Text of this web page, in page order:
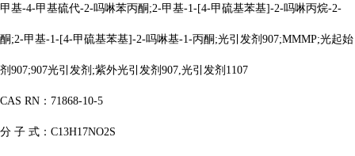
甲基-4-甲基硫代-2-吗啉苯丙酮;2-甲基-1-[4-甲硫基苯基]-2-吗啉丙烷-2-
酮;2-甲基-1-[4-甲硫基苯基]-2-吗啉基-1-丙酮;光引发剂907;MMMP;光起始
剂907;907光引发剂;紫外光引发剂907,光引发剂1107
CAS RN：71868-10-5
分 子 式： C13H17NO2S